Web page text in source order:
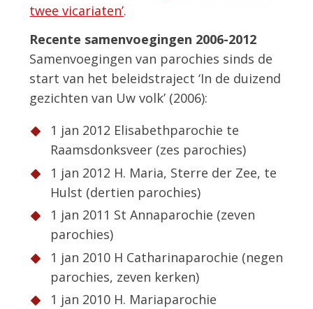
twee vicariaten’.
Recente samenvoegingen 2006-2012
Samenvoegingen van parochies sinds de
start van het beleidstraject ‘In de duizend
gezichten van Uw volk’ (2006):
1 jan 2012 Elisabethparochie te
Raamsdonksveer (zes parochies)
1 jan 2012 H. Maria, Sterre der Zee, te
Hulst (dertien parochies)
1 jan 2011 St Annaparochie (zeven
parochies)
1 jan 2010 H Catharinaparochie (negen
parochies, zeven kerken)
1 jan 2010 H. Mariaparochie